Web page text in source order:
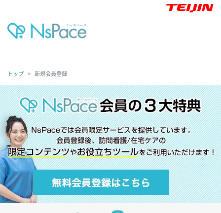
トップ 新規会員登録